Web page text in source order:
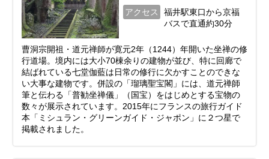
アクセス
福井駅東口から京福
バスで直通約30分
曹洞宗開祖・道元禅師が寛元2年（1244）年開いた坐禅の修
行道場。境内には大小70棟余りの建物が並び、特に回廊で
結ばれている七堂伽藍は日常の修行に欠かすことのできな
い大事な建物です。併設の「瑠璃聖宝閣」には、道元禅師
筆と伝わる「普勧坐禅儀」（国宝）をはじめとする宝物の
数々が展示されています。2015年にフランスの旅行ガイド
本「ミシュラン・グリーンガイド・ジャポン」に２つ星で
掲載されました。